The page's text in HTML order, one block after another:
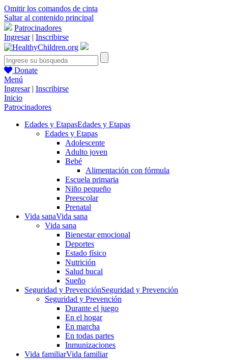
Omitir los comandos de cinta
Saltar al contenido principal
Patrocinadores
Ingresar| Inscribirse
Donate
Menú
Ingresar| Inscribirse
Inicio
Patrocinadores
Edades y EtapasEdades y Etapas
Edades y Etapas
Adolescente
Adulto joven
Bebé
Alimentación con fórmula
Escuela primaria
Niño pequeño
Preescolar
Prenatal
Vida sanaVida sana
Vida sana
Bienestar emocional
Deportes
Estado físico
Nutrición
Salud bucal
Sueño
Seguridad y PrevenciónSeguridad y Prevención
Seguridad y Prevención
Durante el juego
En el hogar
En marcha
En todas partes
Inmunizaciones
Vida familiarVida familiar